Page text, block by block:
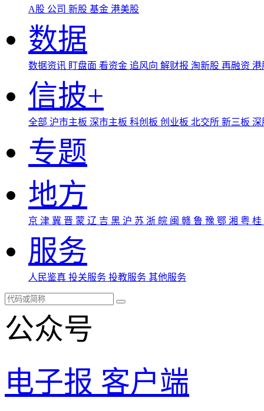
A股 公司 新股 基金 港美股
数据
数据资讯 盯盘面 看资金 追风向 解财报 淘新股 再融资
信披+
全部 沪市主板 深市主板 科创板 创业板 北交所 新三板
专题
地方
京 津 冀 晋 蒙 辽 吉 黑 沪 苏 浙 皖 闽 赣 鲁 豫 鄂 湘 粤 桂
服务
人民鉴真 投关服务 投教服务 其他服务
公众号
电子报 客户端